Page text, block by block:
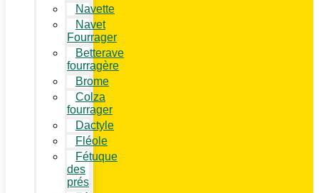
Navette
Navet
Fourrager
Betterave
fourragère
Brome
Colza
fourrager
Dactyle
Fléole
Fétuque
des
prés